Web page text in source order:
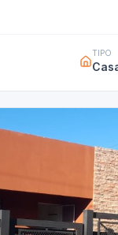
TIPO